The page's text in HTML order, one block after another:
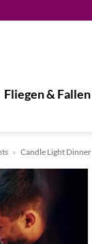
Fliegen & Fallen
» Candle Light Dinner